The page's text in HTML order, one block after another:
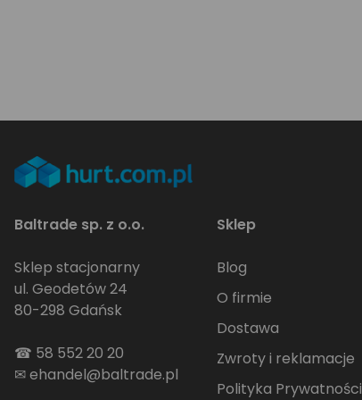
Baltrade sp. z o.o.
Sklep stacjonarny
ul. Geodetów 24
80-298 Gdańsk
☎ 58 552 20 20
✉ehandel@baltrade.pl
Sklep
Blog
O firmie
Dostawa
Zwroty i reklamacje
Polityka Prywatności